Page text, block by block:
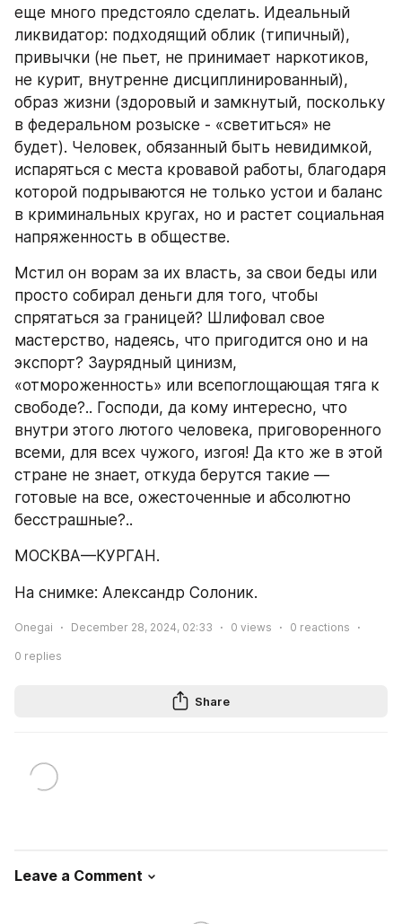
еще много предстояло сделать. Идеальный
ликвидатор: подходящий облик (типичный),
привычки (не пьет, не принимает наркотиков,
не курит, внутренне дисциплинированный),
образ жизни (здоровый и замкнутый, поскольку
в федеральном розыске - «светиться» не
будет). Человек, обязанный быть невидимкой,
испаряться с места кровавой работы, благодаря
которой подрываются не только устои и баланс
в криминальных кругах, но и растет социальная
напряженность в обществе.
Мстил он ворам за их власть, за свои беды или
просто собирал деньги для того, чтобы
спрятаться за границей? Шлифовал свое
мастерство, надеясь, что пригодится оно и на
экспорт? Заурядный цинизм,
«отмороженность» или всепоглощающая тяга к
свободе?.. Господи, да кому интересно, что
внутри этого лютого человека, приговоренного
всеми, для всех чужого, изгоя! Да кто же в этой
стране не знает, откуда берутся такие —
готовые на все, ожесточенные и абсолютно
бесстрашные?..
МОСКВА—КУРГАН.
На снимке: Александр Солоник.
Onegai December 28, 2024, 02:33 0 views 0 reactions
0 replies
Share
Leave a Comment